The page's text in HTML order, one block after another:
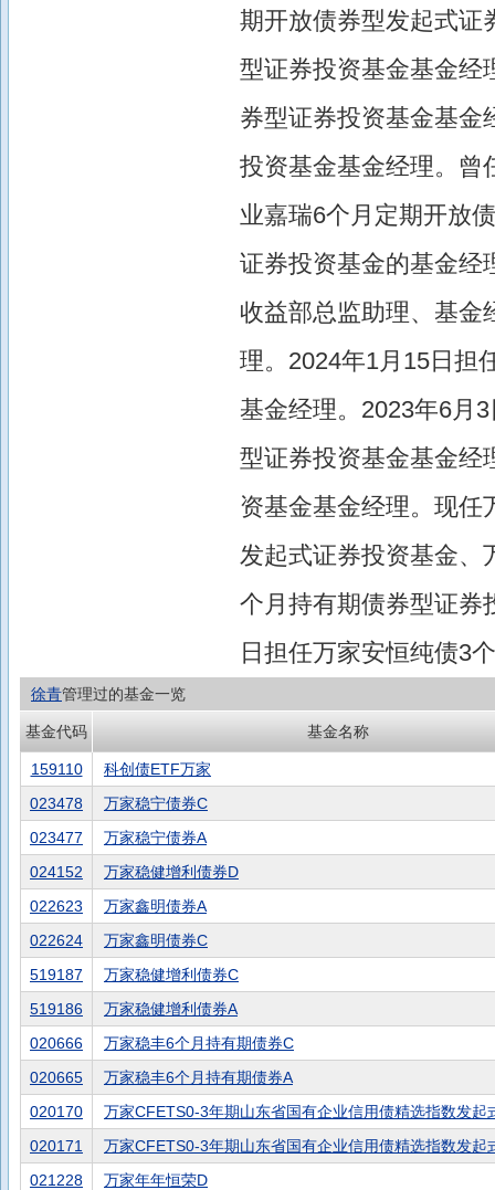
期开放债券型发起式证
型证券投资基金基金经
券型证券投资基金基金
投资基金基金经理。曾
业嘉瑞6个月定期开放
证券投资基金的基金经
收益部总监助理、基金
理。2024年1月15日担
基金经理。2023年6月
型证券投资基金基金经
资基金基金经理。现任
发起式证券投资基金、
个月持有期债券型证券
日担任万家安恒纯债3
徐青管理过的基金一览
基金代码 基金名称
159110
科创债ETF万家
023478
万家稳宁债券C
023477
万家稳宁债券A
024152
万家稳健增利债券D
022623
万家鑫明债券A
022624
万家鑫明债券C
519187
万家稳健增利债券C
519186
万家稳健增利债券A
020666
万家稳丰6个月持有期债券C
020665
万家稳丰6个月持有期债券A
020170
万家CFETS0-3年期山东省国有企业信用债精选指数发起
020171
万家CFETS0-3年期山东省国有企业信用债精选指数发起
021228
万家年年恒荣D